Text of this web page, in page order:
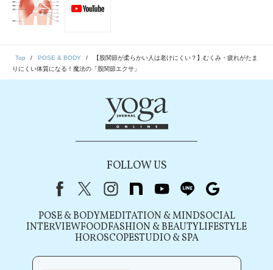
Top POSE & BODY
【股関節が柔らかい人は老けにくい？】むくみ・疲れがたま
りにくい体質になる！魔法の「股関節エクサ」
FOLLOW US
FacebookX（旧Twitter）
instagram
note youtubeline
POSE & BODYMEDITATION & MINDSOCIAL
INTERVIEWFOODFASHION & BEAUTYLIFESTYLE
HOROSCOPESTUDIO & SPA